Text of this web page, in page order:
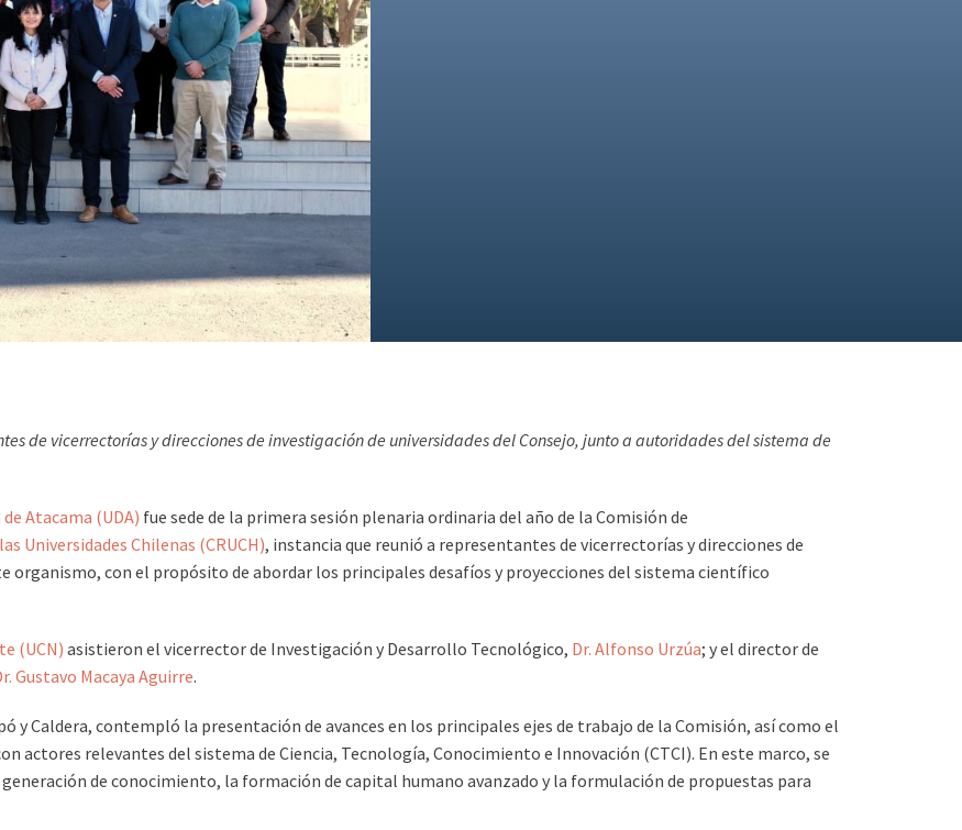
de vicerrectorías y direcciones de investigación de universidades del Consejo, junto a autoridades del sistema de
Atacama (UDA) fue sede de la primera sesión plenaria ordinaria del año de la Comisión de
Universidades Chilenas (CRUCH), instancia que reunió a representantes de vicerrectorías y direcciones de
organismo, con el propósito de abordar los principales desafíos y proyecciones del sistema científico
(UCN) asistieron el vicerrector de Investigación y Desarrollo Tecnológico, Dr. Alfonso Urzúa; y el director de
Gustavo Macaya Aguirre.
y Caldera, contempló la presentación de avances en los principales ejes de trabajo de la Comisión, así como el
actores relevantes del sistema de Ciencia, Tecnología, Conocimiento e Innovación (CTCI). En este marco, se
de conocimiento, la formación de capital humano avanzado y la formulación de propuestas para